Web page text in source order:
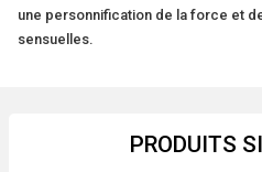
une personnification de la force et
sensuelles.
PRODUITS